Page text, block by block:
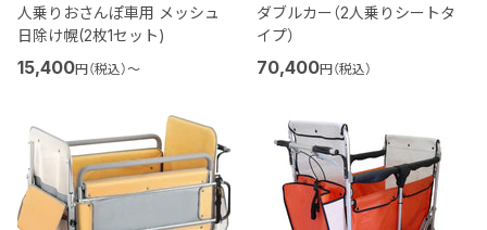
人乗りおさんぽ車用 メッシュ
日除け幌(2枚1セット)
15,400円（税込）〜
ダブルカー（2人乗りシートタ
イプ）
70,400円（税込）